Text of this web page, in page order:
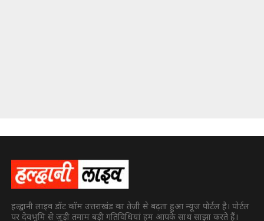
हल्द्वानी लाइव डॉट कॉम उत्तराखंड का तेजी से बढ़ता हुआ न्यूज पोर्टल है। पोर्टल
पर देवभूमि से जुड़ी तमाम बड़ी गतिविधियां हम आपके साथ साझा करते हैं।